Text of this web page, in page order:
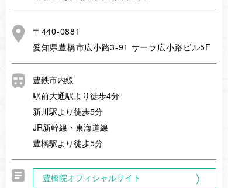
〒440-0881
愛知県豊橋市広小路3-91 サーラ広小路ビル5F
豊鉄市内線
駅前大通駅より徒歩4分
新川駅より徒歩5分
JR新幹線・東海道線
豊橋駅より徒歩5分
豊橋院オフィシャルサイト